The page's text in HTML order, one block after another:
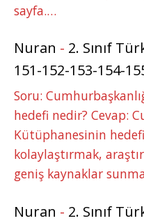
sayfa.…
Nuran - 2. Sınıf
151-152-153-154-
Soru:
hedefi nedir? Cevap:
Kütüphanesinin
kolaylaştırmak,
geniş kaynaklar
Nuran - 2. Sınıf